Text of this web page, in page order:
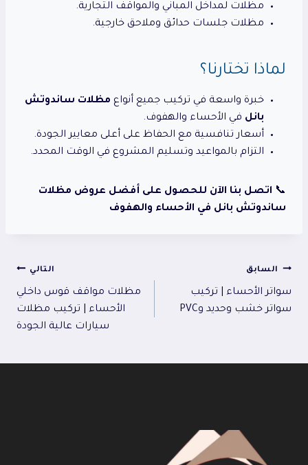
مظلات لمداخل المباني والمواقف التجارية.
مظلات جلسات حدائق وملاحق خارجية.
لماذا تختارنا؟
خبرة واسعة في تركيب جميع أنواع مظلات ساندوتش
بانل في الأحساء والهفوف.
أسعار تنافسية مع الحفاظ على أعلى معايير الجودة.
التزام بالمواعيد وتسليم المشروع في الوقت المحدد.
📞 اتصل بنا الآن للحصول على أفضل عروض مظلات
ساندوتش بانل في الأحساء والهفوف
تصفّح
المقالات
السابق
سواتر الأحساء | تركيب
سواتر خشب وحديد وPVC
التالي
مظلات مواقف قوس داخلي
الأحساء | تركيب مظلات
سيارات عالية الجودة